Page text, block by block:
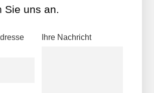
Sie uns an.
Ihre Nachricht